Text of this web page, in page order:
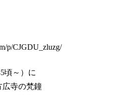
p/CJGDU_zluzg/
頃～）に
広寺の梵鐘